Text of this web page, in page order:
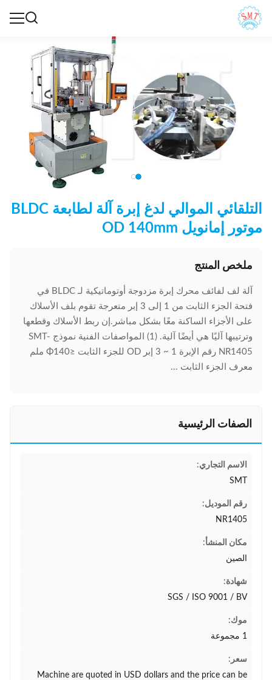
التلقائي الموالي لدغ إبرة آلة لطابعة BLDC
موتور إمانويل OD 140mm
ملخص المنتج
آلة لف لفائف محرك إبرة مزدوجة أوتوماتيكية لـ BLDC في
فتحة الجزء الثابت من 1 إلى 3 إبر متعرجة تقوم بلف الأسلاك
على الأجزاء الساكنة معًا بشكل مباشر.إن ربط الأسلاك وقطعها
وترتيبها آليًا هي أيضًا آلية. (1) المواصفات الفنية نموذج SMT-
NR1405 رقم الإبرة 1 ~ 3 إبر OD للجزء الثابت ≤Φ140 ملم
معرف الجزء الثابت ...
الصفات الرئيسية
الاسم التجاري:
SMT
رقم الموديل:
NR1405
مكان المنشأ:
الصين
شهادة:
SGS / ISO 9001 / BV
موك:
1 مجموعة
سعر:
Machine are quoted in USD dollars and the price can be